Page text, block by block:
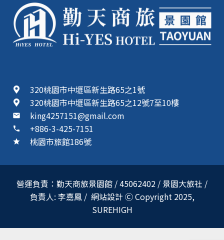
320桃園市中壢區新生路65之1號
320桃園市中壢區新生路65之12號7至10樓
mail king4257151@gmail.com
phone +886-3-425-7151
star 桃園市旅館186號
營運負責：勤天商旅景園館 / 45062402 / 景園大旅社 /
負責人: 李嘉鳳 / 網站設計 Ⓒ Copyright 2025,
SUREHIGH